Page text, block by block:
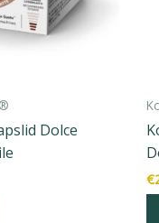
Dolce
€